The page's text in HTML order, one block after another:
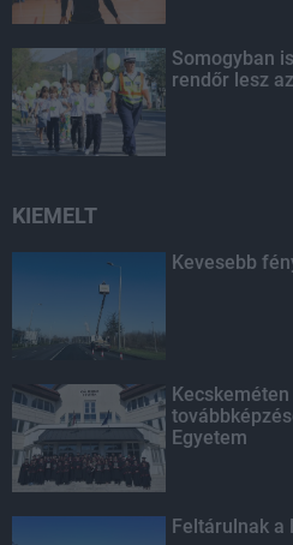
Somogyban
rendőr lesz
KIEMELT
Kevesebb
Egyetem
Feltárulnak a